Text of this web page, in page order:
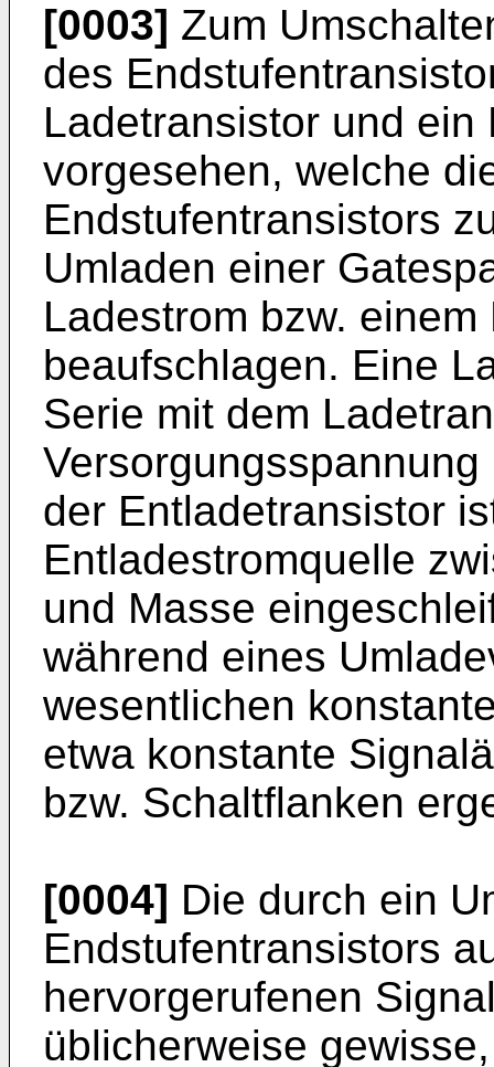
[0003] Zum
des
Ladetransistor und ein
vorgesehen, welche
Endstufentransistors
Umladen einer
Ladestrom bzw.
beaufschlagen. Eine
Serie mit dem
der Entladetransistor
Entladestromquelle
und Masse
während eines
wesentlichen
etwa konstante
bzw. Schaltflanken
[0004] Die durch ein
Endstufentransistors
hervorgerufenen
üblicherweise